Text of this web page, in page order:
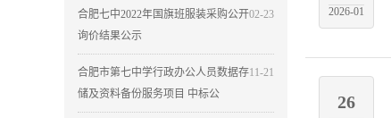
02-23
合肥七中2022年国旗班服装采购公开
询价结果公示
11-21
合肥市第七中学行政办公人员数据存
储及资料备份服务项目 中标公
2026-01
26